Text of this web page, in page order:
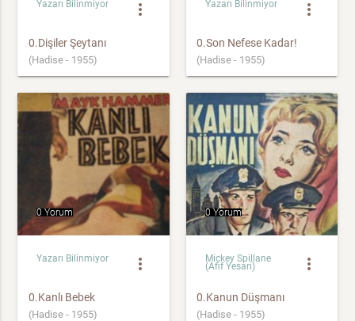
Yazarı Bilinmiyor more_vert
0.Dişiler Şeytanı
(Hadise - 1955)
Yazarı Bilinmiyor more_vert
0.Son Nefese Kadar!
(Hadise - 1955)
0 Yorum
Yazarı Bilinmiyor more_vert
0.Kanlı Bebek
(Hadise - 1955)
0 Yorum
Mickey Spillane
(Afif Yesari) more_vert
0.Kanun Düşmanı
(Hadise - 1955)